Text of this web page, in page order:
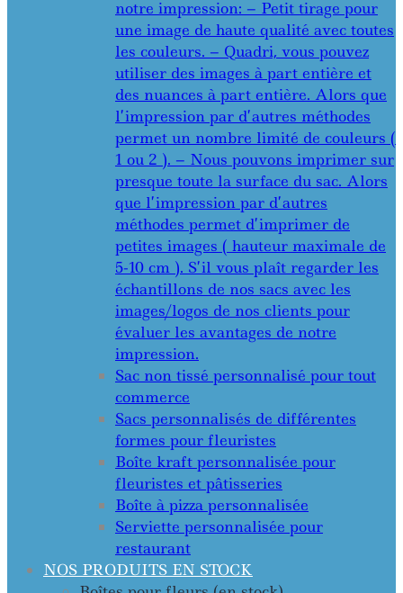
notre impression: – Petit tirage pour
une image de haute qualité avec toutes
les couleurs. – Quadri, vous pouvez
utiliser des images à part entière et
des nuances à part entière. Alors que
l’impression par d’autres méthodes
permet un nombre limité de couleurs (
1 ou 2 ). – Nous pouvons imprimer sur
presque toute la surface du sac. Alors
que l’impression par d’autres
méthodes permet d’imprimer de
petites images ( hauteur maximale de
5-10 cm ). S’il vous plaît regarder les
échantillons de nos sacs avec les
images/logos de nos clients pour
évaluer les avantages de notre
impression.
Sac non tissé personnalisé pour tout
commerce
Sacs personnalisés de différentes
formes pour fleuristes
Boîte kraft personnalisée pour
fleuristes et pâtisseries
Boîte à pizza personnalisée
Serviette personnalisée pour
restaurant
NOS PRODUITS EN STOCK